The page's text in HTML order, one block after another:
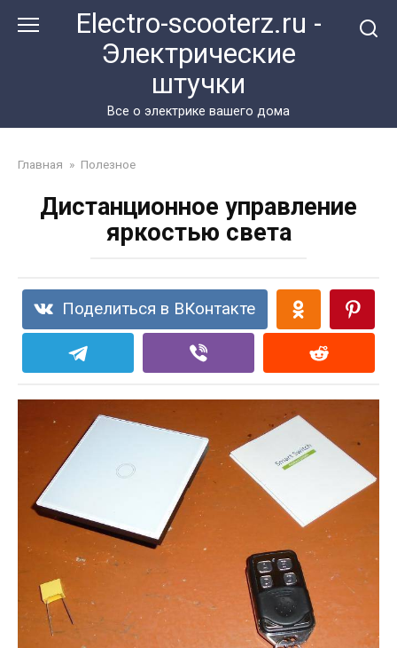
Electro-scooterz.ru -
Электрические
штучки
Все о электрике вашего дома
Главная » Полезное
Дистанционное управление
яркостью света
Поделиться в ВКонтакте